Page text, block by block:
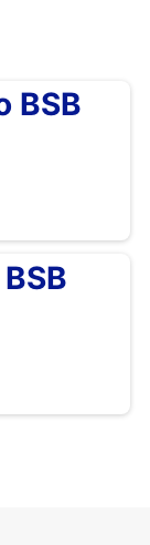
BSB